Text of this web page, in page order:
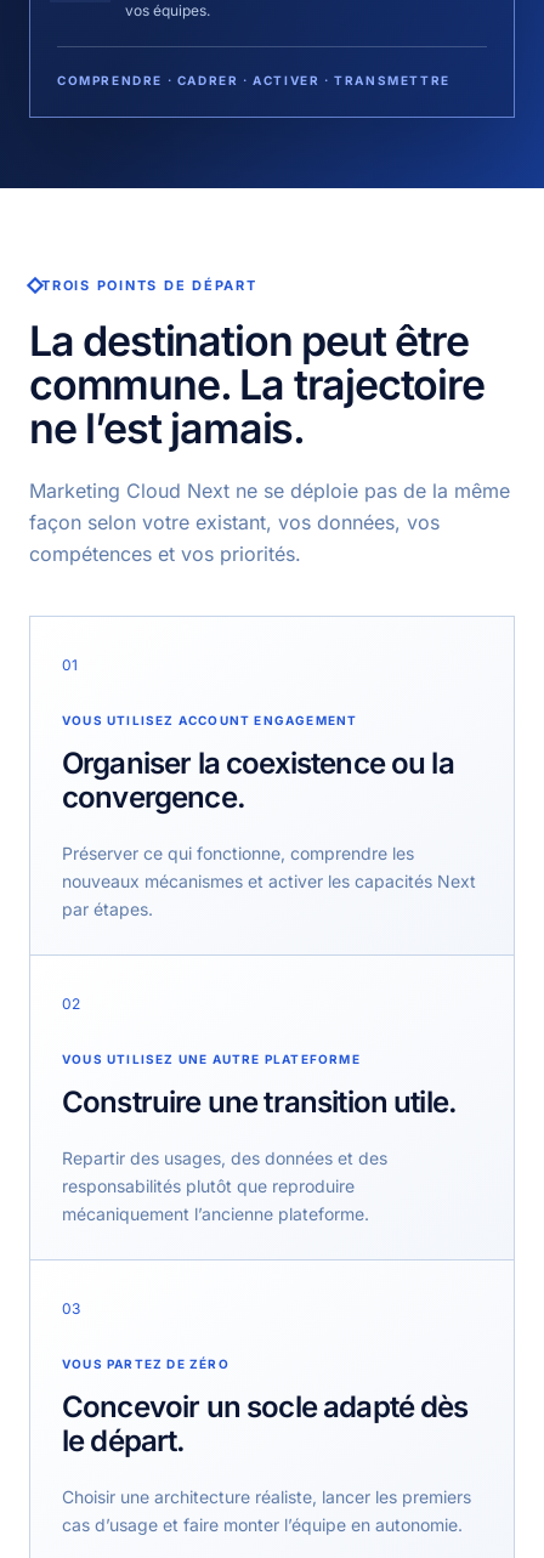
vos équipes.
COMPRENDRE · CADRER · ACTIVER · TRANSMETTRE
TROIS POINTS DE DÉPART
La destination peut être
commune. La trajectoire
ne l’est jamais.
Marketing Cloud Next ne se déploie pas de la même
façon selon votre existant, vos données, vos
compétences et vos priorités.
01
VOUS UTILISEZ ACCOUNT ENGAGEMENT
Organiser la coexistence ou la
convergence.
Préserver ce qui fonctionne, comprendre les
nouveaux mécanismes et activer les capacités Next
par étapes.
02
VOUS UTILISEZ UNE AUTRE PLATEFORME
Construire une transition utile.
Repartir des usages, des données et des
responsabilités plutôt que reproduire
mécaniquement l’ancienne plateforme.
03
VOUS PARTEZ DE ZÉRO
Concevoir un socle adapté dès
le départ.
Choisir une architecture réaliste, lancer les premiers
cas d’usage et faire monter l’équipe en autonomie.